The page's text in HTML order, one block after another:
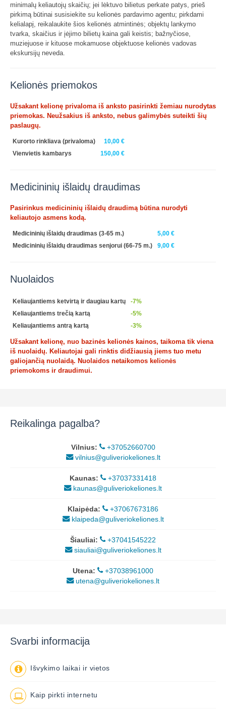
minimalų keliautojų skaičių; jei lėktuvo bilietus perkate patys, prieš
pirkimą būtinai susisiekite su kelionės pardavimo agentu; pirkdami
kelialapį, reikalaukite šios kelionės atmintinės; objektų lankymo
tvarka, skaičius ir įėjimo bilietų kaina gali keistis; bažnyčiose,
muziejuose ir kituose mokamuose objektuose kelionės vadovas
ekskursijų neveda.
Kelionės priemokos
Užsakant kelionę privaloma iš anksto pasirinkti žemiau nurodytas
priemokas. Neužsakius iš anksto, nebus galimybės suteikti šių
paslaugų.
Kurorto rinkliava (privaloma)
10,00 €
Vienvietis kambarys
150,00 €
Medicininių išlaidų draudimas
Pasirinkus medicininių išlaidų draudimą būtina nurodyti
keliautojo asmens kodą.
Medicininių išlaidų draudimas (3-65 m.)
5,00 €
Medicininių išlaidų draudimas senjorui (66-75 m.)
9,00 €
Nuolaidos
Keliaujantiems ketvirtą ir daugiau kartų
-7%
Keliaujantiems trečią kartą
-5%
Keliaujantiems antrą kartą
-3%
Užsakant kelionę, nuo bazinės kelionės kainos, taikoma tik viena
iš nuolaidų. Keliautojai gali rinktis didžiausią jiems tuo metu
galiojančią nuolaidą. Nuolaidos netaikomos kelionės
priemokoms ir draudimui.
Reikalinga pagalba?
Vilnius:
+37052660700
vilnius@guliveriokeliones.lt
Kaunas:
+37037331418
kaunas@guliveriokeliones.lt
Klaipėda:
+37067673186
klaipeda@guliveriokeliones.lt
Šiauliai:
+37041545222
siauliai@guliveriokeliones.lt
Utena:
+37038961000
utena@guliveriokeliones.lt
Svarbi informacija
Išvykimo laikai ir vietos
Kaip pirkti internetu